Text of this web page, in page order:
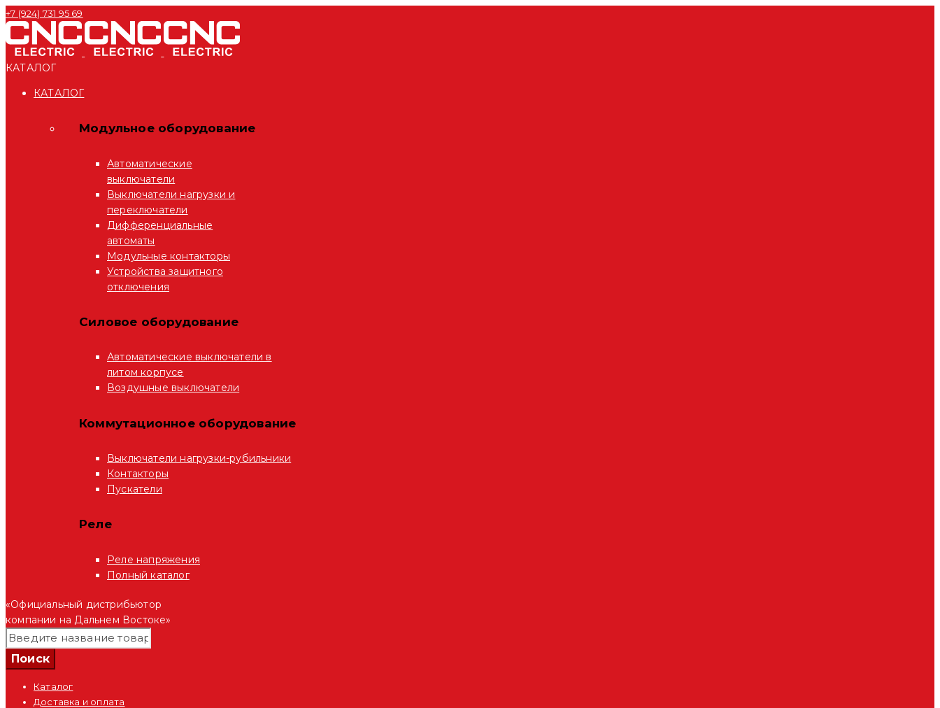
+7 (924) 731 95 69
КАТАЛОГ
КАТАЛОГ
Модульное оборудование
Автоматические
выключатели
Выключатели нагрузки и
переключатели
Дифференциальные
автоматы
Модульные контакторы
Устройства защитного
отключения
Силовое оборудование
Автоматические выключатели в
литом корпусе
Воздушные выключатели
Коммутационное оборудование
Выключатели нагрузки-рубильники
Контакторы
Пускатели
Реле
Реле напряжения
Полный каталог
«Официальный дистрибьютор
компании на Дальнем Востоке»
Каталог
Доставка и оплата